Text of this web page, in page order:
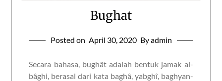
Bughat
Posted on April 30, 2020 By admin
Secara bahasa, bughât adalah bentuk jamak al-
bâghi, berasal dari kata baghâ, yabghî, baghyan-